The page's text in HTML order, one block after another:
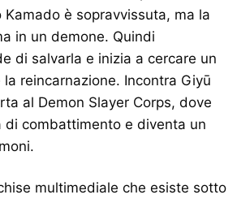
Kamado è sopravvissuta, ma la
in un demone. Quindi
di salvarla e inizia a cercare un
reincarnazione. Incontra Giyū
al Demon Slayer Corps, dove
di combattimento e diventa un
multimediale che esiste sotto